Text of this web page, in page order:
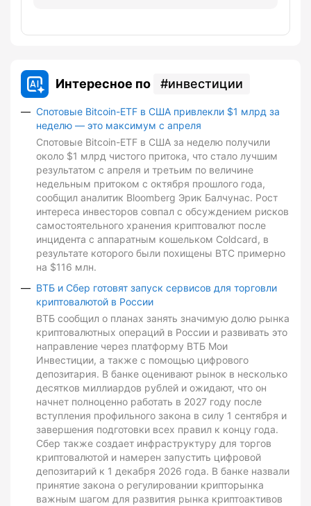
Интересное по инвестиции
Спотовые Bitcoin-ETF в США привлекли $1 млрд за
неделю — это максимум с апреля
Спотовые Bitcoin-ETF в США за неделю получили
около $1 млрд чистого притока, что стало лучшим
результатом с апреля и третьим по величине
недельным притоком с октября прошлого года,
сообщил аналитик Bloomberg Эрик Балчунас. Рост
интереса инвесторов совпал с обсуждением рисков
самостоятельного хранения криптовалют после
инцидента с аппаратным кошельком Coldcard, в
результате которого были похищены BTC примерно
на $116 млн.
ВТБ и Сбер готовят запуск сервисов для торговли
криптовалютой в России
ВТБ сообщил о планах занять значимую долю рынка
криптовалютных операций в России и развивать это
направление через платформу ВТБ Мои
Инвестиции, а также с помощью цифрового
депозитария. В банке оценивают рынок в несколько
десятков миллиардов рублей и ожидают, что он
начнет полноценно работать в 2027 году после
вступления профильного закона в силу 1 сентября и
завершения подготовки всех правил к концу года.
Сбер также создает инфраструктуру для торгов
криптовалютой и намерен запустить цифровой
депозитарий к 1 декабря 2026 года. В банке назвали
принятие закона о регулировании крипторынка
важным шагом для развития рынка криптоактивов